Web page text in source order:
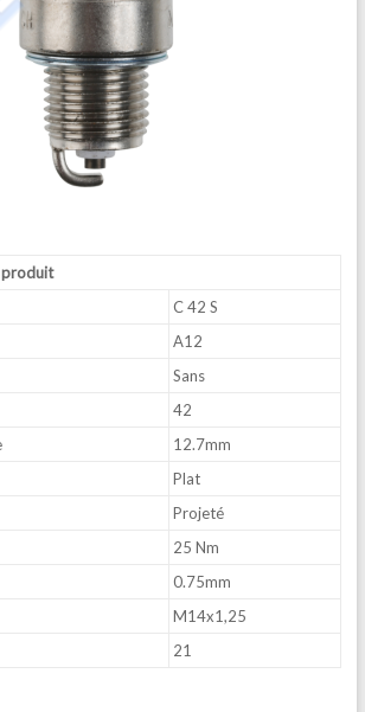
produit
C 42 S
A12
Sans
42
12.7mm
Plat
Projeté
25 Nm
0.75mm
M14x1,25
21